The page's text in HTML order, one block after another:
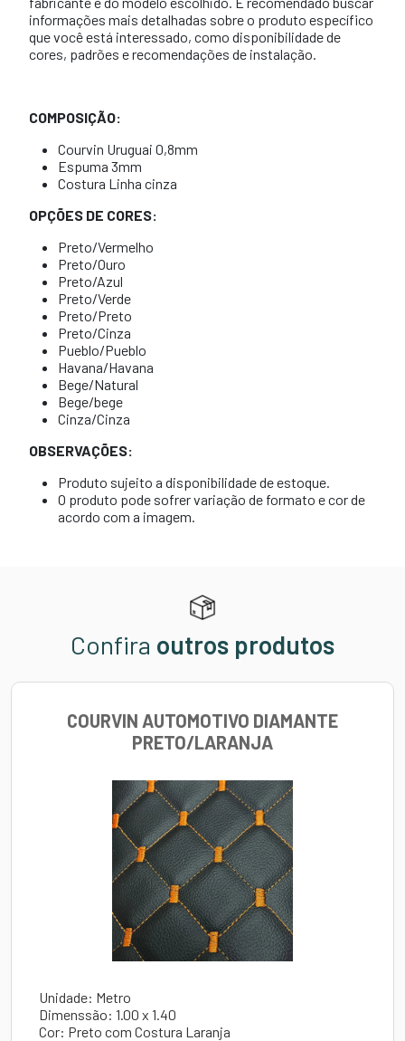
informações mais detalhadas sobre o produto específico
que você está interessado, como disponibilidade de
cores, padrões e recomendações de instalação.
COMPOSIÇÃO:
Courvin Uruguai 0,8mm
Espuma 3mm
Costura Linha cinza
OPÇÕES DE CORES:
Preto/Vermelho
Preto/Ouro
Preto/Azul
Preto/Verde
Preto/Preto
Preto/Cinza
Pueblo/Pueblo
Havana/Havana
Bege/Natural
Bege/bege
Cinza/Cinza
OBSERVAÇÕES:
Produto sujeito a disponibilidade de estoque.
O produto pode sofrer variação de formato e cor de
acordo com a imagem.
Confira outros produtos
COURVIN AUTOMOTIVO DIAMANTE
PRETO/LARANJA
Unidade: Metro
Dimenssão: 1.00 x 1.40
Cor: Preto com Costura Laranja